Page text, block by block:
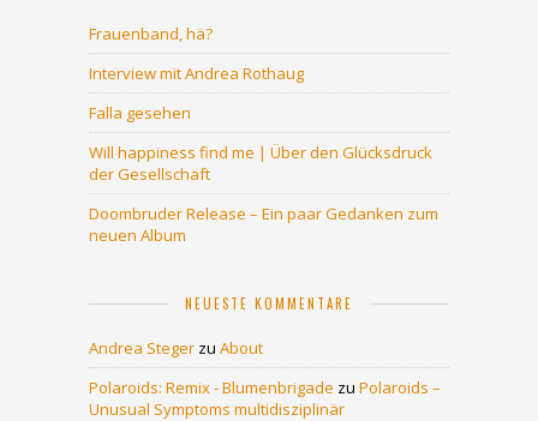
Frauenband, hä?
Interview mit Andrea Rothaug
Falla gesehen
Will happiness find me | Über den Glücksdruck
der Gesellschaft
Doombruder Release – Ein paar Gedanken zum
neuen Album
NEUESTE KOMMENTARE
Andrea Steger zu About
Polaroids: Remix - Blumenbrigade zu Polaroids –
Unusual Symptoms multidisziplinär